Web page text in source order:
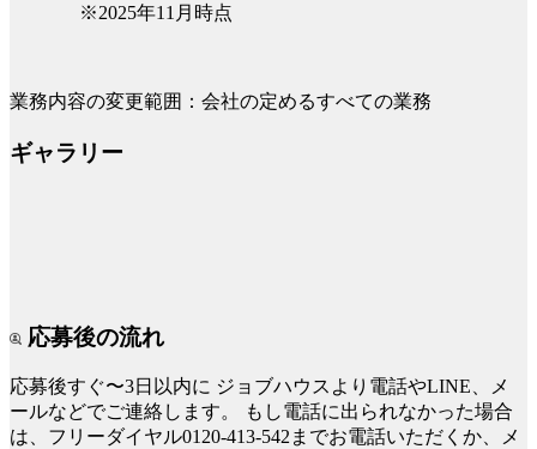
※2025年11月時点
業務内容の変更範囲：会社の定めるすべての業務
ギャラリー
応募後の流れ
応募後すぐ〜3日以内に ジョブハウスより電話やLINE、メ
ールなどでご連絡します。
もし電話に出られなかった場合
は、フリーダイヤル0120-413-542までお電話いただくか、メ